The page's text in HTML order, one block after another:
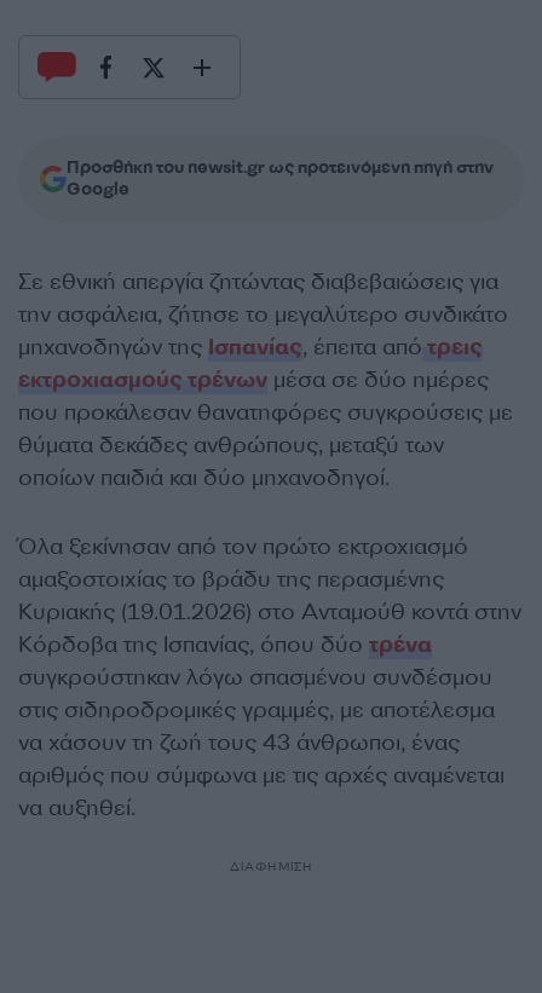
Προσθήκη του newsit.gr ως προτεινόμενη πηγή στην
Google
Σε εθνική απεργία ζητώντας διαβεβαιώσεις για
την ασφάλεια, ζήτησε το μεγαλύτερο συνδικάτο
μηχανοδηγών της Ισπανίας, έπειτα από τρεις
εκτροχιασμούς τρένων μέσα σε δύο ημέρες
που προκάλεσαν θανατηφόρες συγκρούσεις με
θύματα δεκάδες ανθρώπους, μεταξύ των
οποίων παιδιά και δύο μηχανοδηγοί.
Όλα ξεκίνησαν από τον πρώτο εκτροχιασμό
αμαξοστοιχίας το βράδυ της περασμένης
Κυριακής (19.01.2026) στο Ανταμούθ κοντά στην
Κόρδοβα της Ισπανίας, όπου δύο τρένα
συγκρούστηκαν λόγω σπασμένου συνδέσμου
στις σιδηροδρομικές γραμμές, με αποτέλεσμα
να χάσουν τη ζωή τους 43 άνθρωποι, ένας
αριθμός που σύμφωνα με τις αρχές αναμένεται
να αυξηθεί.
ΔΙΑΦΗΜΙΣΗ